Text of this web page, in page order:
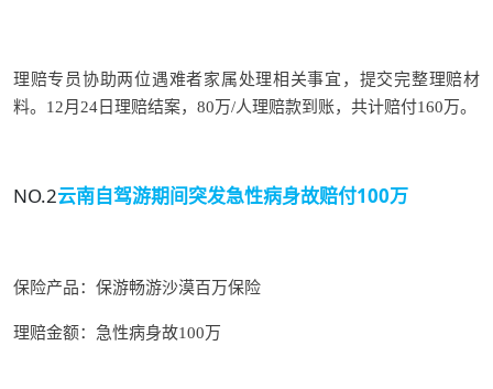
理赔专员协助两位遇难者家属处理相关事宜，提交完整理赔材
料。12月24日理赔结案，80万/人理赔款到账，共计赔付160万。
NO.2云南自驾游期间突发急性病身故赔付100万
保险产品： 保游畅游沙漠百万保险
理赔金额：急性病身故100万